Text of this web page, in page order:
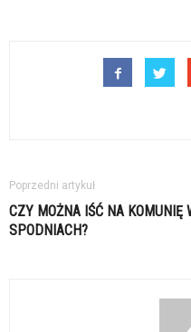
Poprzedni artykuł
CZY MOŻNA IŚĆ NA KOMUNIĘ
SPODNIACH?